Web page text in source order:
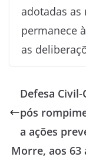
adotadas as
permanece
as
Defesa
pós
a ações
Morre, aos 63